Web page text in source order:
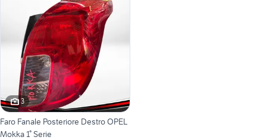
3
Faro Fanale Posteriore Destro OPEL
Mokka 1° Serie